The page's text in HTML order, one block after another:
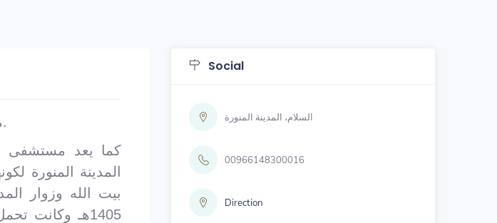
مستشفى حكومي يتسع لأكثر من 280 سريرًا، بجوار جامعة طيبة.
كما يعد مستشفى
المدينة المنورة
بيت الله وزوار
Social
السلام، المدينة المنورة
00966148300016
Direction